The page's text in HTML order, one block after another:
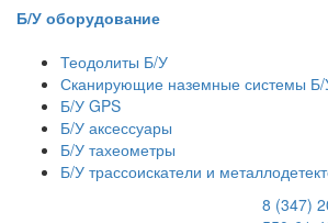
Б/У оборудование
Теодолиты Б/У
Сканирующие наземные системы
Б/У GPS
Б/У аксессуары
Б/У тахеометры
Б/У трассоискатели и
8 (347)